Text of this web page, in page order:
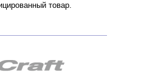
товар.